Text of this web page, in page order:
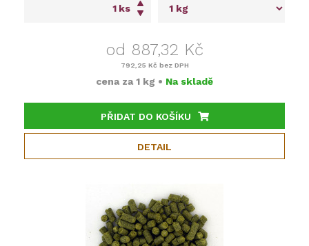
ks
od 887,32 Kč
792,25 Kč bez DPH
cena za 1 kg • Na skladě
PŘIDAT DO KOŠÍKU
DETAIL